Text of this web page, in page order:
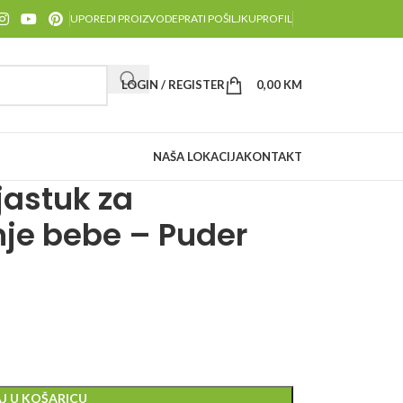
UPOREDI PROIZVODEPRATI POŠILJKUPROFIL
LOGIN / REGISTER 0,00 KM
NAŠA LOKACIJAKONTAKT
za
bebe – Puder
U KOŠARICU